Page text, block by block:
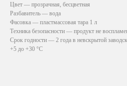
Цвет — прозрачная, бесцветная
Разбавитель — вода
Фасовка — пластмассовая тара 1 л
Техника безопасности — продукт не
Срок годности — 2 года в невскрытой
+5 до +30 °C